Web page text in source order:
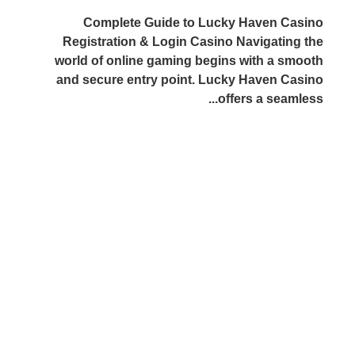
Complete Guide to Lucky Haven Casino
Registration & Login Casino Navigating the
world of online gaming begins with a smooth
and secure entry point. Lucky Haven Casino
offers a seamless...